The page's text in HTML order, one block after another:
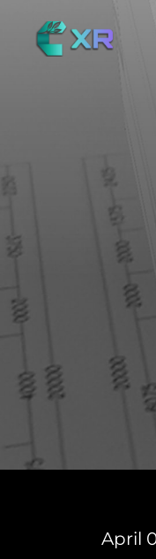
April